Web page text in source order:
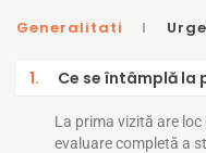
Generalitati
1. Ce se întâmplă la
La prima vizită are
evaluare completă a